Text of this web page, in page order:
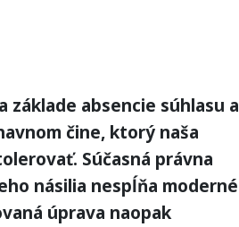
základe absencie súhlasu a
čine, ktorý naša
Súčasná právna
násilia nespĺňa moderné
úprava naopak